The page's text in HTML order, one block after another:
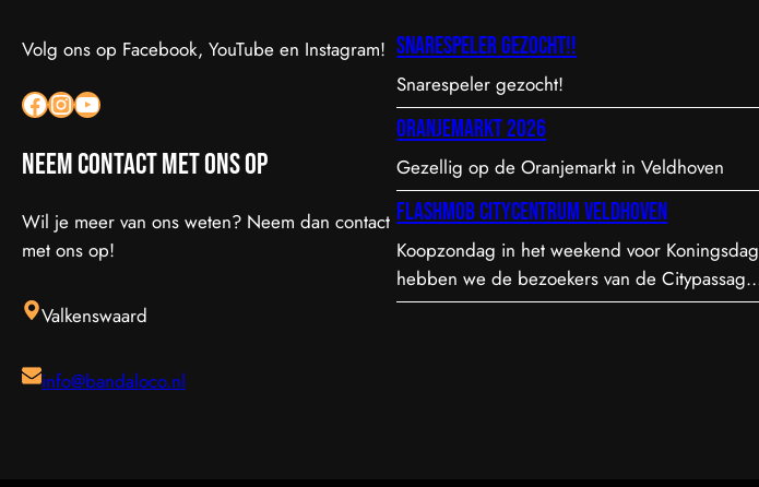
Volg ons op Facebook, YouTube en Instagram!
Facebook InstagramYouTube
Neem contact met ons op
Wil je meer van ons weten? Neem dan contact
met ons op!
Valkenswaard
info@bandaloco.nl
Snarespeler gezocht!!
Snarespeler gezocht!
Oranjemarkt 2026
Gezellig op de Oranjemarkt in Veldhoven
Flashmob citycentrum veldhoven
Koopzondag in het weekend voor Koningsdag
hebben we de bezoekers van de Citypassage
verrast met een flashmob.